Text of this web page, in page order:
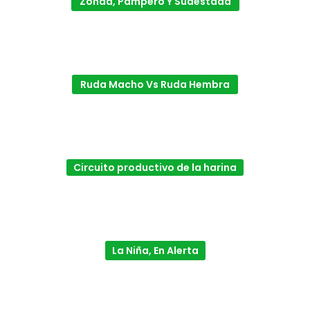
Ruda Macho Vs Ruda Hembra
Circuito productivo de la harina
La Niña, En Alerta